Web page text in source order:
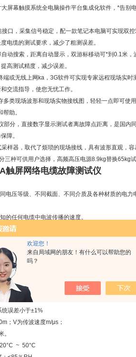
欢迎您！
来自局域网的朋友！有什么可以帮助您的
吗？
屏幕触摸系统全电脑操作平台集成化软件，*告别
口，采集信号稳定，配一款笔记本电脑可实现双
电缆的测试要求，减少了粗测误差。
动搜索，距离自动显示，双游标移动可*到0.1米
高测试精度，减少误差。
端或无线上网ka，3G软件可实现专家远程现场实
交流指导，使您无忧工作。
多类现场波形和现场实物接线图，轻轻一点即可使
助。
部分，直接数字显示测试者离故障点距离，是国内
障。
样器，取代了烦琐的现场接线，具有波形直观，
三种可供用户选择，高频高压电源8.9kg替换65kg
触屏网络电缆故障测试仪
电压等级、不同截面、不同介质及各种材质的电
的任何电缆中电波传播的速度。
及埋设深度。
英寸工业级液晶屏
移动两方式4G/2G
脉冲法、冲闪电流法、直闪电流法
屏、笔操作测试距离：不小于40km
区）： 10米
：±0.15m
统误差小于±1%
；V为传波速度m/μs；
。
~ 50°C